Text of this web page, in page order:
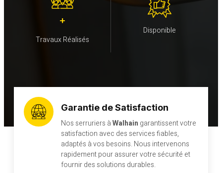
+
Travaux Réalisés
Disponible
Garantie de Satisfaction
Nos serruriers àWalhain garantissent votre
satisfaction avec des services fiables,
adaptés à vos besoins. Nous intervenons
rapidement pour assurer votre sécurité et
fournir des solutions durables.